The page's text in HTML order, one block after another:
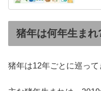
猪年は何年生まれ
猪年は12年ごとに巡って